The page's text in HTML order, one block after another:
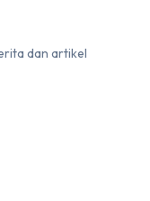
dan artikel